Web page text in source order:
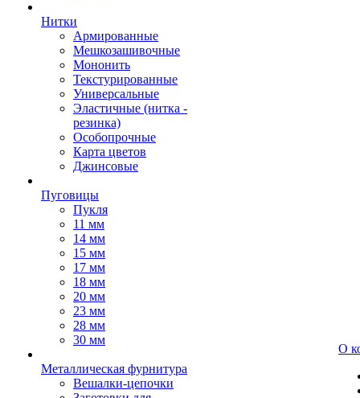
Нитки
Армированные
Мешкозашивочные
Мононить
Текстурированные
Универсальные
Эластичные (нитка -
резинка)
Особопрочные
Карта цветов
Джинсовые
Пуговицы
Пукля
11 мм
14 мм
15 мм
17 мм
18 мм
20 мм
23 мм
28 мм
30 мм
Металлическая фурнитура
Вешалки-цепочки
О